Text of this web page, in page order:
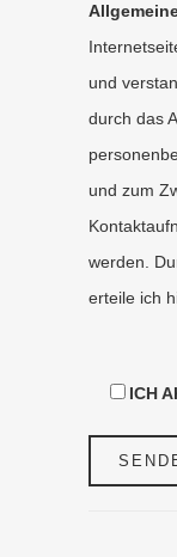
und
durch das
und zum
werden.
erteile ich
ICH